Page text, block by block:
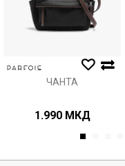
Анти спам заштита -
ЧАНТА
1.990 МКД
1